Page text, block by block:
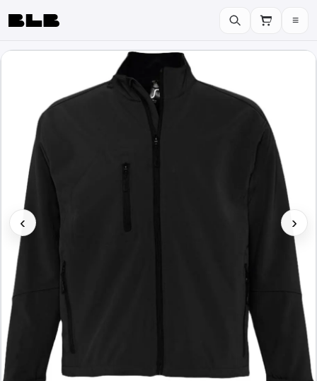
BLB ≡
‹ ›